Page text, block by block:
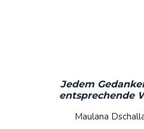
Jedem
entsprechende
Maulana